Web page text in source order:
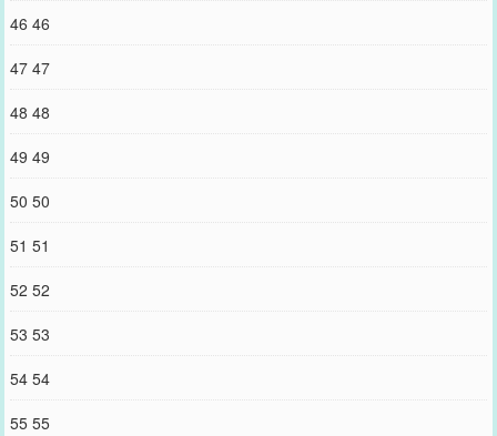
46 46
47 47
48 48
49 49
50 50
51 51
52 52
53 53
54 54
55 55